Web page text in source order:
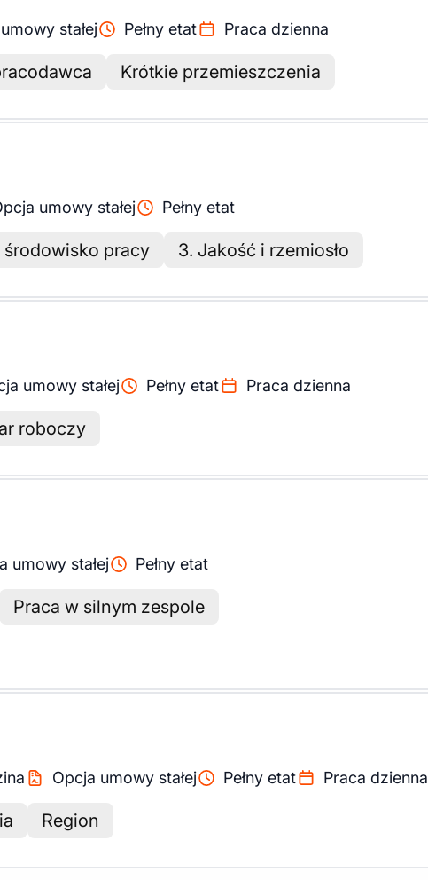
stałej Pełny etat Praca dzienna
Krótkie przemieszczenia
umowy stałej Pełny etat
środowisko pracy 3. Jakość i rzemiosło
umowy stałej Pełny etat Praca dzienna
roboczy
umowy stałej Pełny etat
Praca w silnym zespole
Opcja umowy stałej Pełny etat Praca dzienna
Region